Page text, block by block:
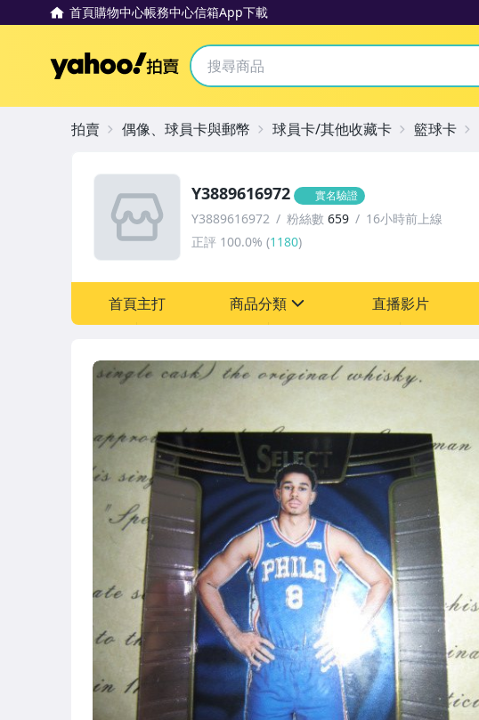
首頁購物中心帳務中心信箱App下載
Yahoo拍賣
Y3889616972 實名驗證
Y3889616972 粉絲數 659
16小時前上線
正評 100.0% (1180)
首頁主打 商品分類 直播影片
拍賣 偶像、球員卡與郵幣 球員卡/其他收藏卡 籃球卡